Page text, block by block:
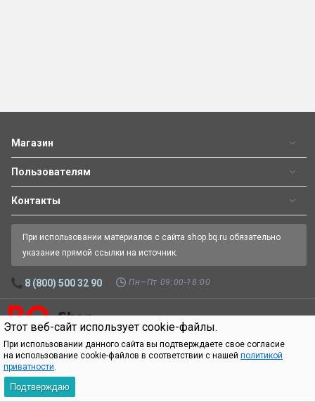
Этот веб-сайт использует cookie-файлы.
При использовании данного сайта вы подтверждаете свое согласие
на использование cookie-файлов в соответствии с нашей политикой
приватности.
Подтверждаю
Магазин
Пользователям
Контакты
При использовании материалов с сайта shop.bq.ru обязательно
указание прямой ссылки на источник.
8 (800) 500 32 90 Пн—Пт 09:00-18:00
© 2026Официальный интернет-магазин BQ. Все права защищены.